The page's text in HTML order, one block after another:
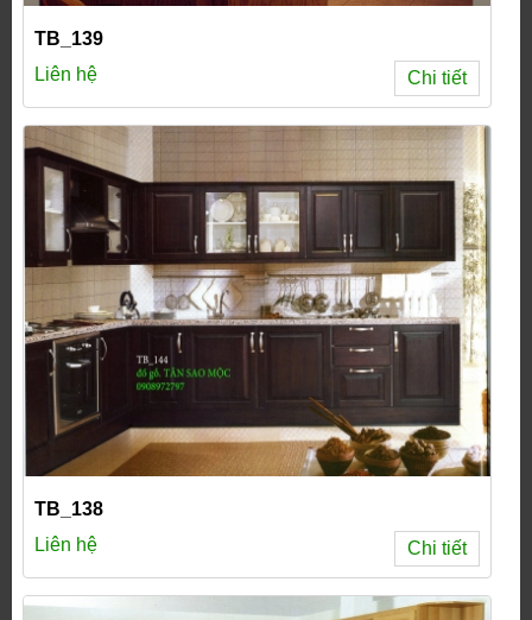
TB_139
Liên hệ
Chi tiết
TB_138
Liên hệ
Chi tiết